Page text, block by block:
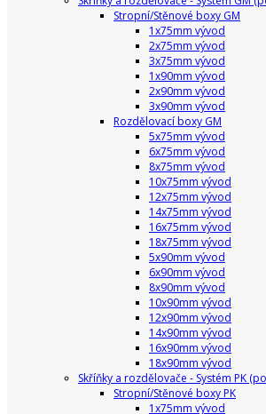
Stropní/Stěnové boxy GM
1x75mm vývod
2x75mm vývod
3x75mm vývod
1x90mm vývod
2x90mm vývod
3x90mm vývod
Rozdělovací boxy GM
5x75mm vývod
6x75mm vývod
8x75mm vývod
10x75mm vývod
12x75mm vývod
14x75mm vývod
16x75mm vývod
18x75mm vývod
5x90mm vývod
6x90mm vývod
8x90mm vývod
10x90mm vývod
12x90mm vývod
14x90mm vývod
16x90mm vývod
18x90mm vývod
Skříňky a rozdělovače - Systém PK
Stropní/Stěnové boxy PK
1x75mm vývod